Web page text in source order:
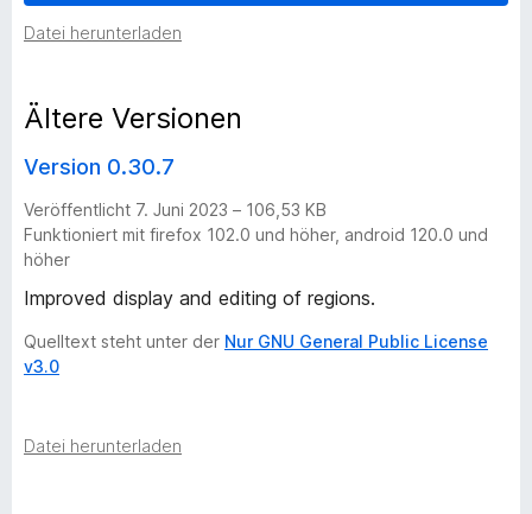
t
e
r
s
i
o
Datei herunterladen
Ältere Versionen
Version 0.30.7
Veröffentlicht 7. Juni 2023 – 106,53 KB
Funktioniert mit firefox 102.0 und höher, android 120.0 und
höher
Improved display and editing of regions.
Quelltext steht unter der Nur GNU General Public License
v3.0
Datei herunterladen